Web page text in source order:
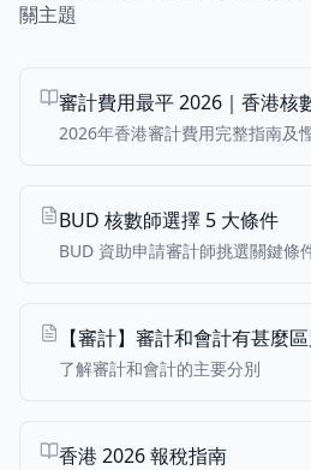
關主題
審計費用最平 2026｜香港核
2026年香港審計費用完整指南及
BUD 核數師選擇 5 大條件
BUD 資助申請審計師挑選關鍵條
【審計】審計和會計有甚麼
了解審計和會計的主要分別
香港 2026 報稅指南